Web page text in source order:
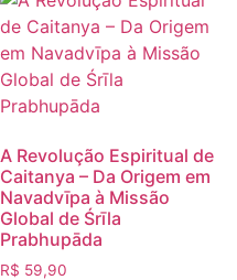
A Revolução Espiritual de
Caitanya – Da Origem em
Navadvīpa à Missão
Global de Śrīla
Prabhupāda
R$ 59,90